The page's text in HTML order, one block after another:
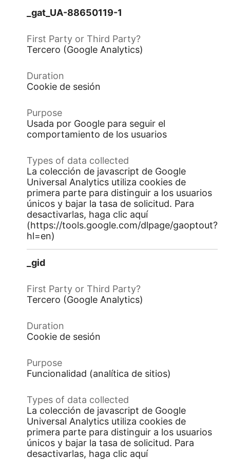
_gat_UA-88650119-1
Tercero (Google Analytics)
Cookie de sesión
Usada por Google para seguir el
comportamiento de los usuarios
La colección de javascript de Google
Universal Analytics utiliza cookies de
primera parte para distinguir a los usuarios
únicos y bajar la tasa de solicitud. Para
desactivarlas, haga clic aquí
(https://tools.google.com/dlpage/gaoptout?
hl=en)
_gid
Tercero (Google Analytics)
Cookie de sesión
Funcionalidad (analítica de sitios)
La colección de javascript de Google
Universal Analytics utiliza cookies de
primera parte para distinguir a los usuarios
únicos y bajar la tasa de solicitud. Para
desactivarlas, haga clic aquí